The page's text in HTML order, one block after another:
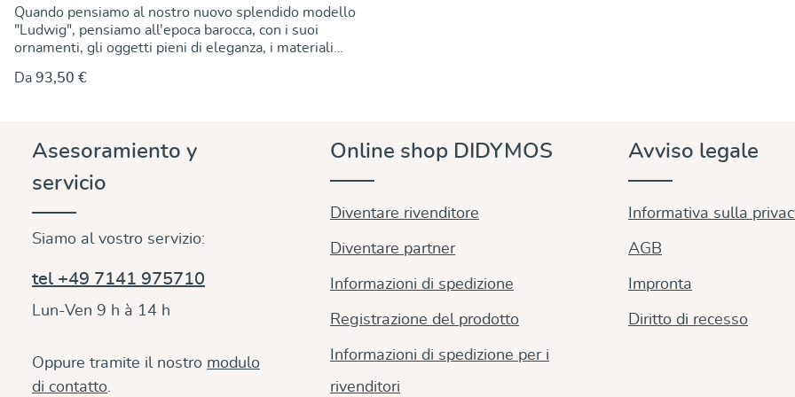
Quando pensiamo al nostro nuovo splendido modello
"Ludwig", pensiamo all'epoca barocca, con i suoi
ornamenti, gli oggetti pieni di eleganza, i materiali
Ludwigsburg, città natale di DIDYMOS, ne siamo
acqua, la trama marrone cannella. Il jacquard è l'arte
del disegno su tessuto. La produzione di questo
tessuto è estremamente elaborata, richiede un telaio
speciale e un maestro tessitore molto esperto. Di
Da 93,50 €
Asesoramiento y
servicio
Siamo al vostro servizio:
tel +49 7141 975710
Lun-Ven 9 h à 14 h
Oppure tramite il nostro modulo
di contatto.
Online shop DIDYMOS
Diventare rivenditore
Diventare partner
Informazioni di spedizione
Registrazione del prodotto
Informazioni di spedizione per i
rivenditori
Avviso legale
Informativa sulla
AGB
Impronta
Diritto di recesso